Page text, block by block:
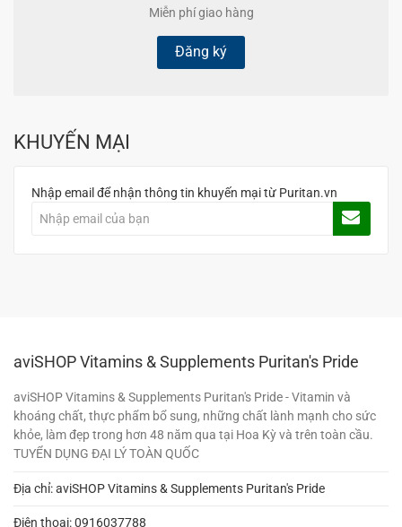
Miễn phí giao hàng
Đăng ký
KHUYẾN MẠI
Nhập email để nhận thông tin khuyến mại từ Puritan.vn
aviSHOP Vitamins & Supplements Puritan's Pride
aviSHOP Vitamins & Supplements Puritan's Pride - Vitamin và
khoáng chất, thực phẩm bổ sung, những chất lành mạnh cho sức
khỏe, làm đẹp trong hơn 48 năm qua tại Hoa Kỳ và trên toàn cầu.
TUYỂN DỤNG ĐẠI LÝ TOÀN QUỐC
Địa chỉ: aviSHOP Vitamins & Supplements Puritan's Pride
Điện thoại:0916037788